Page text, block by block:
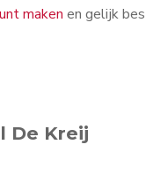
maken en gelijk
De Kreij